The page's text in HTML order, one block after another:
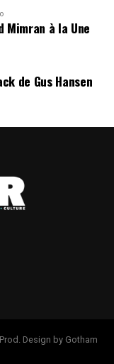
Mimran à la Une
de Gus Hansen
Design by Gotham